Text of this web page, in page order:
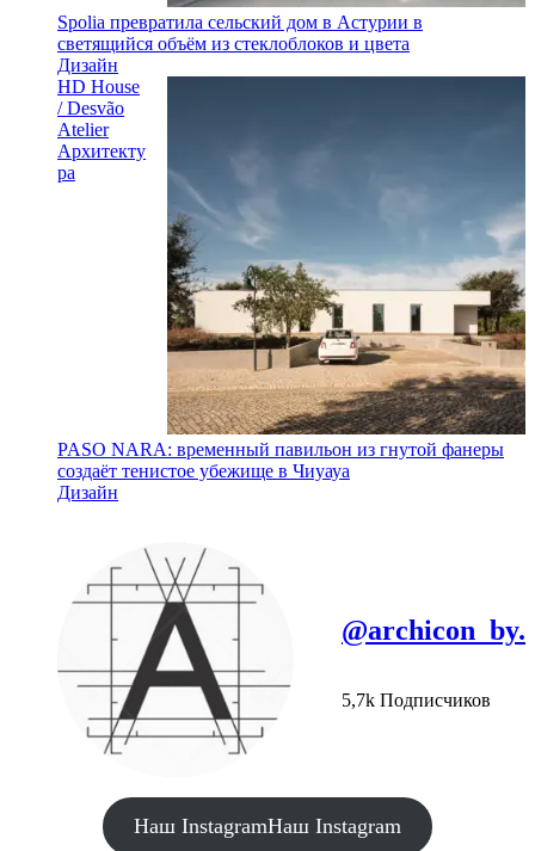
Spolia превратила сельский дом в Астурии в
светящийся объём из стеклоблоков и цвета
Дизайн
HD House
/ Desvão
Atelier
Архитекту
ра
PASO NARA: временный павильон из гнутой фанеры
создаёт тенистое убежище в Чиуауа
Дизайн
@archicon_by.
5,7k Подписчиков
Наш InstagramНаш Instagram